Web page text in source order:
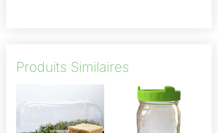
Produits Similaires